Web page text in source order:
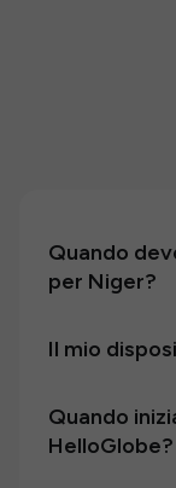
Quando
per Niger?
Il mio
Quando
HelloGlobe?